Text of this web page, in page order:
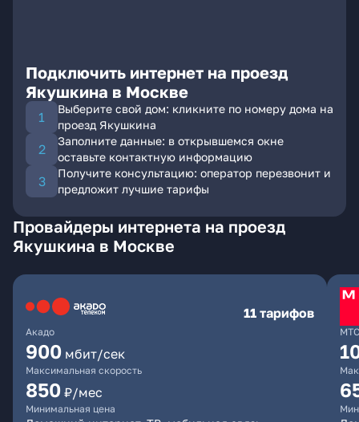
Подключить интернет на проезд
Якушкина в Москве
Выберите свой дом: кликните по номеру дома на
проезд Якушкина
Заполните данные: в открывшемся окне
оставьте контактную информацию
Получите консультацию: оператор перезвонит и
предложит лучшие тарифы
Провайдеры интернета на проезд
Якушкина в Москве
Акадо
11 тарифов
900 мбит/сек
Максимальная скорость
850 ₽/мес
Минимальная цена
МТС